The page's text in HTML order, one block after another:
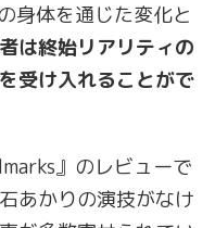
身体を通じた変化と
は終始リアリティの
受け入れることがで
』のレビューで
あかりの演技がなけ